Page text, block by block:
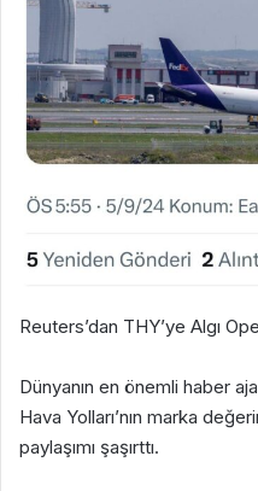
Reuters’dan THY’ye Algı
Dünyanın en önemli haber
Hava Yolları’nın marka
paylaşımı şaşırttı.